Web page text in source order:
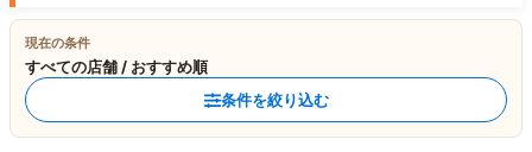
現在の条件
すべての店舗 / おすすめ順
条件を絞り込む